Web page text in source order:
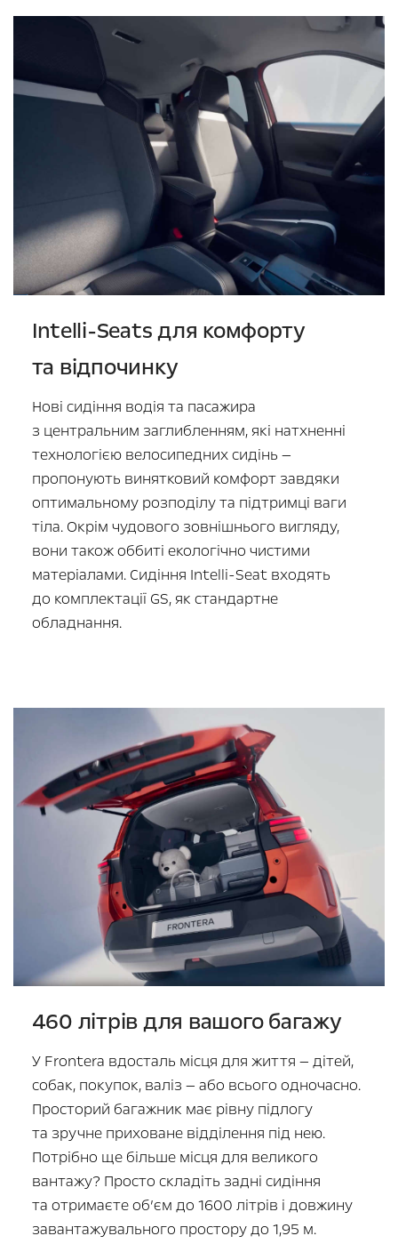
Intelli-Seats для комфорту
та відпочинку
Нові сидіння водія та пасажира
з центральним заглибленням, які натхненні
технологією велосипедних сидінь —
пропонують винятковий комфорт завдяки
оптимальному розподілу та підтримці ваги
тіла. Окрім чудового зовнішнього вигляду,
вони також оббиті екологічно чистими
матеріалами. Сидіння Intelli-Seat входять
до комплектації GS, як стандартне
обладнання.
460 літрів для вашого багажу
У Frontera вдосталь місця для життя — дітей,
собак, покупок, валіз — або всього одночасно.
Просторий багажник має рівну підлогу
та зручне приховане відділення під нею.
Потрібно ще більше місця для великого
вантажу? Просто складіть задні сидіння
та отримаєте об’єм до 1600 літрів і довжину
завантажувального простору до 1,95 м.